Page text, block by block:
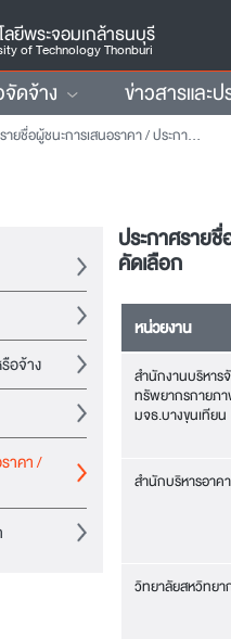
ยีพระจอมเกล้าธนบุรี
of Technology Thonburi
ดจ้าง ข่าวสารและ
อผู้ชนะการเสนอราคา / ประกาศผู้ได้รับการคัดเลือก
อจ้าง
าคา /
ประกาศราย
คัดเลือก
หน่วยงาน
สำนักงานบริหาร
ทรัพยากรกายภ
มจธ.บางขุนเทียน
สำนักบริหารอาค
วิทยาลัยสหวิทยา